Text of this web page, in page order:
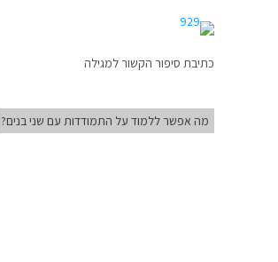
כתיבת סיפור הקשור למגילה
מה אפשר ללמוד על התמודדות עם שני בנים?